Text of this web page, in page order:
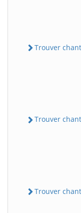
Trouver
Trouver
Trouver